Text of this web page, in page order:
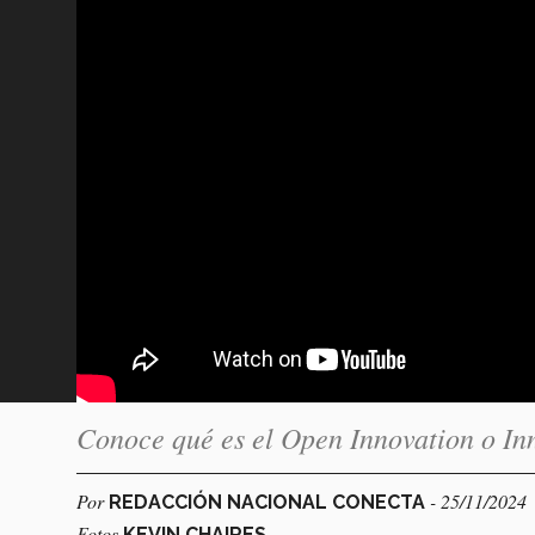
Conoce qué es el Open Innovation o
Por REDACCIÓN NACIONAL CONECTA - 25/11/2024